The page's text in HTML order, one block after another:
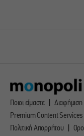
Ποιοι είμαστε Διαφήμιση
Premium Content Services
Πολιτική Απορρήτου